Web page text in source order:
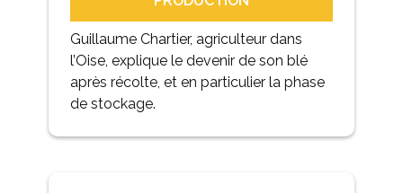
Guillaume Chartier, agriculteur dans
l’Oise, explique le devenir de son blé
après récolte, et en particulier la phase
de stockage.